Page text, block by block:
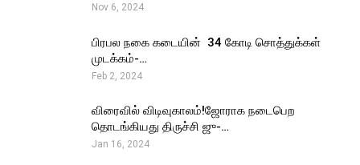
Nov 6, 2024
பிரபல நகை கடையின் ₹ 34 கோடி சொத்துக்கள்
முடக்கம்-…
Feb 2, 2024
விரைவில் விடிவுகாலம்!ஜோராக நடைபெற
தொடங்கியது திருச்சி ஜு-…
Jan 16, 2024